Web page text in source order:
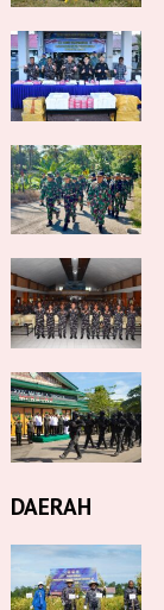
DAERAH